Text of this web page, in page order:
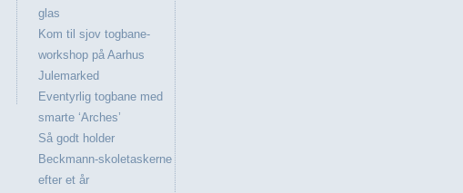
glas
Kom til sjov togbane-
workshop på Aarhus
Julemarked
Eventyrlig togbane med
smarte ‘Arches’
Så godt holder
Beckmann-skoletaskerne
efter et år